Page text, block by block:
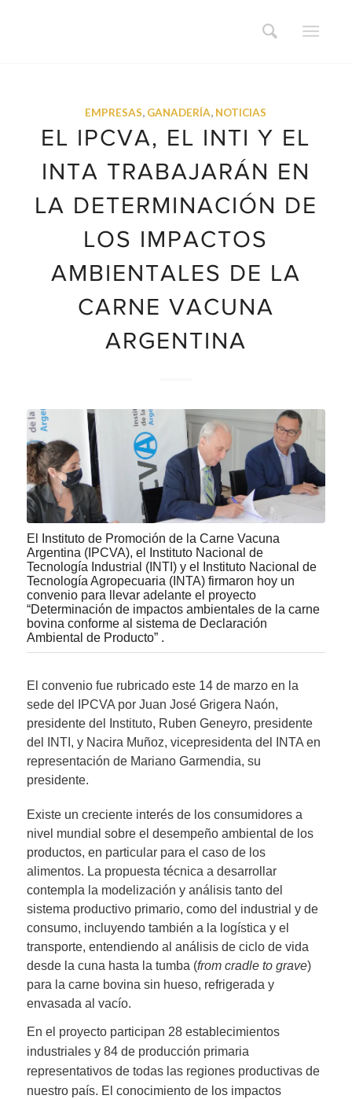
EMPRESAS, GANADERÍA, NOTICIAS
EL IPCVA, EL INTI Y EL
INTA TRABAJARÁN EN
LA DETERMINACIÓN DE
LOS IMPACTOS
AMBIENTALES DE LA
CARNE VACUNA
ARGENTINA
El Instituto de Promoción de la Carne Vacuna
Argentina (IPCVA), el Instituto Nacional de
Tecnología Industrial (INTI) y el Instituto Nacional de
Tecnología Agropecuaria (INTA) firmaron hoy un
convenio para llevar adelante el proyecto
“Determinación de impactos ambientales de la carne
bovina conforme al sistema de Declaración
Ambiental de Producto” .
El convenio fue rubricado este 14 de marzo en la
sede del IPCVA por Juan José Grigera Naón,
presidente del Instituto, Ruben Geneyro, presidente
del INTI, y Nacira Muñoz, vicepresidenta del INTA en
representación de Mariano Garmendia, su
presidente.
Existe un creciente interés de los consumidores a
nivel mundial sobre el desempeño ambiental de los
productos, en particular para el caso de los
alimentos. La propuesta técnica a desarrollar
contempla la modelización y análisis tanto del
sistema productivo primario, como del industrial y de
consumo, incluyendo también a la logística y el
transporte, entendiendo al análisis de ciclo de vida
desde la cuna hasta la tumba (from cradle to grave)
para la carne bovina sin hueso, refrigerada y
envasada al vacío.
En el proyecto participan 28 establecimientos
industriales y 84 de producción primaria
representativos de todas las regiones productivas de
nuestro país. El conocimiento de los impactos